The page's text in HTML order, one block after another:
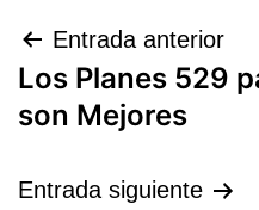
Navegación
de
Entrada anterior
Los Planes 529
son Mejores
Entrada siguiente